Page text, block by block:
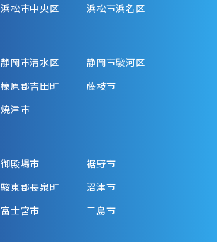
浜松市中央区 浜松市浜名区
静岡市清水区
静岡市駿河区
榛原郡吉田町
藤枝市
焼津市
御殿場市
裾野市
駿東郡長泉町
沼津市
富士宮市 三島市